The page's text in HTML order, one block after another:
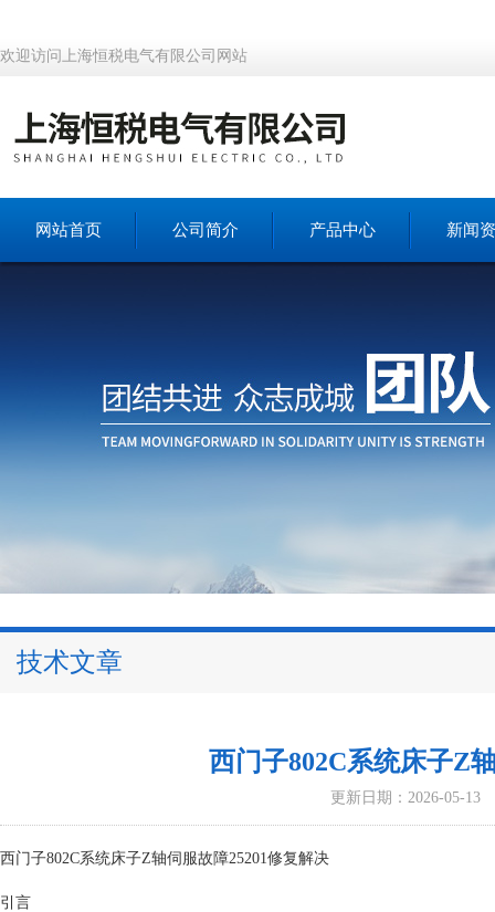
欢迎访问上海恒税电气有限公司网站
网站首页 公司简介 产品中心 新闻
技术文章
西门子802C系统床子Z
更新日期：2026-05-13
西门子802C系统床子Z轴伺服故障25201修复解决
引言